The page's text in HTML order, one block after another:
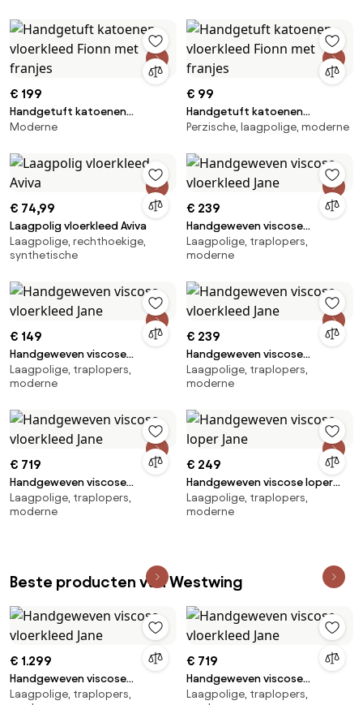
€ 199
Handgetuft katoenen
vloerkleed Fionn met franjes
Moderne
€ 99
Handgetuft katoenen
vloerkleed Fionn met franjes
Perzische, laagpolige, moderne
€ 74,99
Laagpolig vloerkleed Aviva
Laagpolige, rechthoekige,
synthetische
€ 239
Handgeweven viscose
vloerkleed Jane
Laagpolige, traplopers,
moderne
€ 149
Handgeweven viscose
vloerkleed Jane
Laagpolige, traplopers,
moderne
€ 239
Handgeweven viscose
vloerkleed Jane
Laagpolige, traplopers,
moderne
€ 719
Handgeweven viscose
vloerkleed Jane
Laagpolige, traplopers,
moderne
€ 249
Handgeweven viscose loper
Jane
Laagpolige, traplopers,
moderne
Beste producten van Westwing
€ 1.299
Handgeweven viscose
vloerkleed Jane
Laagpolige, traplopers,
€ 719
Handgeweven viscose
vloerkleed Jane
Laagpolige, traplopers,